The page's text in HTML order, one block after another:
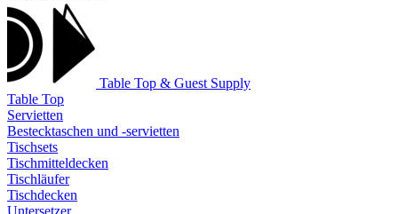
Table Top & Guest Supply
Table Top
Servietten
Bestecktaschen und -servietten
Tischsets
Tischmitteldecken
Tischläufer
Tischdecken